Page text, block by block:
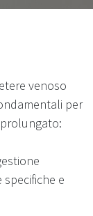
venoso
per
e